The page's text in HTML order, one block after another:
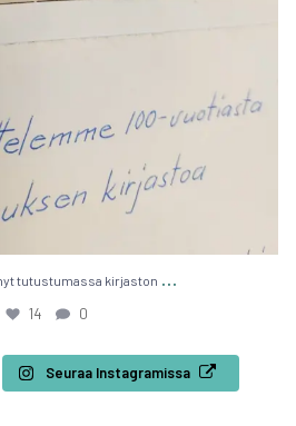
tutus­tu­mas­sa kir­jas­ton …
14 0
Seu­raa Ins­ta­gra­mis­sa